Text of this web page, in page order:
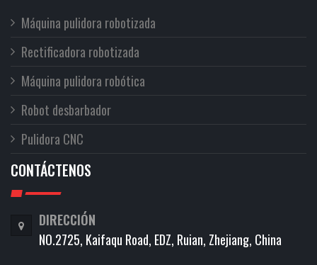
Máquina pulidora robotizada
Rectificadora robotizada
Máquina pulidora robótica
Robot desbarbador
Pulidora CNC
CONTÁCTENOS
DIRECCIÓN
NO.2725, Kaifaqu Road, EDZ, Ruian, Zhejiang, China